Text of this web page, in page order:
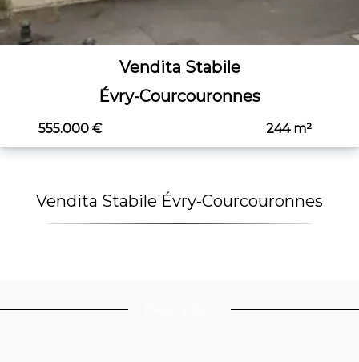
Vendita Stabile
Évry-Courcouronnes
555.000 € 244 m²
Vendita Stabile Évry-Courcouronnes